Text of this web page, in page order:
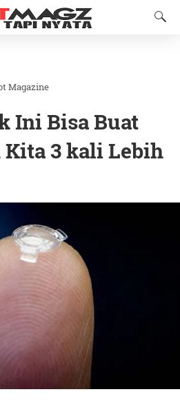
Magazine
Ini Bisa Buat
3 kali Lebih